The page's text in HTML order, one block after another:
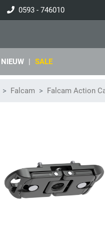
0593 - 746010
NIEUW | SALE
Falcam Falcam Action